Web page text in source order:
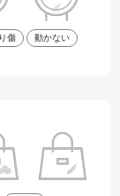
傷 動かない